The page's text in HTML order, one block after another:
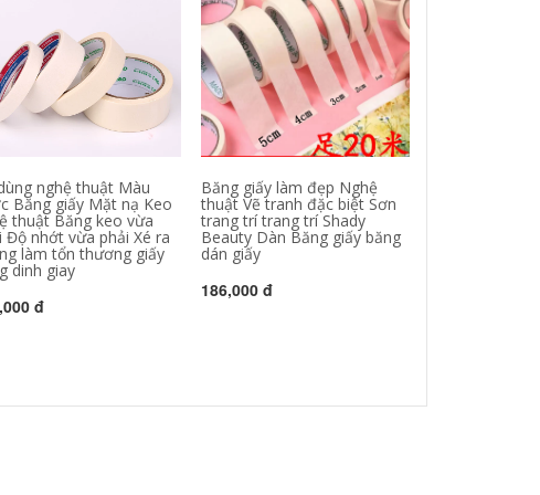
nghệ thuật Màu
Băng giấy Mặt nạ Keo
thuật Băng keo vừa
Độ nhớt vừa phải Xé ra
làm tổn thương giấy
dinh giay
đ
Băng giấy làm đẹp Nghệ
thuật Vẽ tranh đặc biệt Sơn
trang trí trang trí Shady
Beauty Dàn Băng giấy băng
dán giấy
186,000 đ